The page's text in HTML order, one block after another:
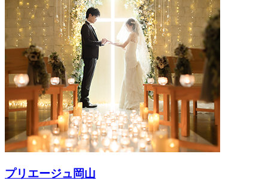
プリエージュ岡山